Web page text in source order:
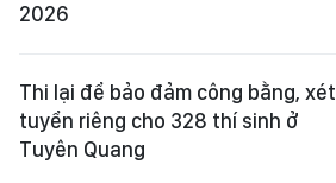
2026
Thi lại để bảo đảm công bằng, xét
tuyển riêng cho 328 thí sinh ở
Tuyên Quang